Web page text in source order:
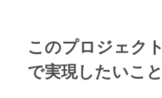
このプロジェクト
で実現したいこと